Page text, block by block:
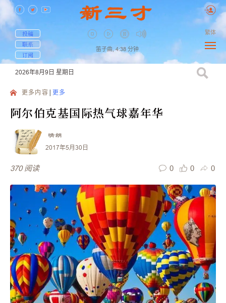
投稿
联系
订阅
笛子曲, 4:38 分钟
繁体
2026年8月9日 星期日
更多内容 更多
阿尔伯克基国际热气球嘉年华
晴朗
2017年5月30日
370 阅读 0 0 0